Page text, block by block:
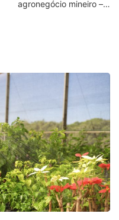
agronegócio mineiro –…
DESTAQUES